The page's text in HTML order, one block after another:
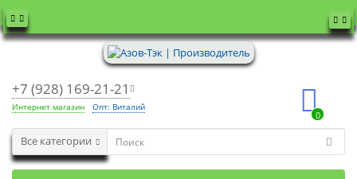
+7 (928) 169-21-21
Интернет магазин Опт: Виталий
0
Все категории